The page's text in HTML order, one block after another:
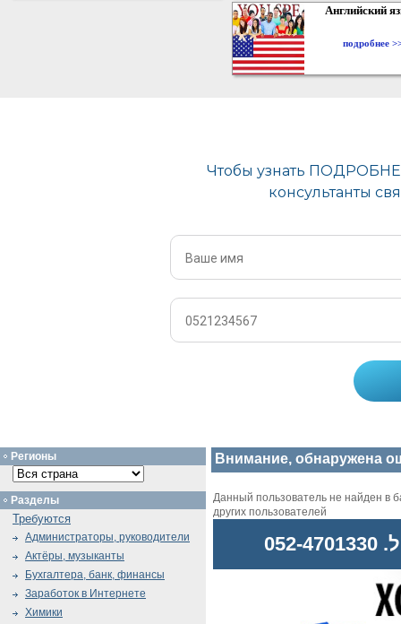
Английский
подробнее
Внимание, обнаружена
Данный пользователь не найден в
других пользователей
Регионы
Разделы
Требуются
Администраторы, руководители
Актёры, музыканты
Бухгалтера, банк, финансы
Заработок в Интернете
Химики